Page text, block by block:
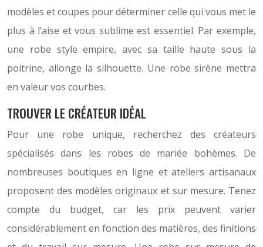
modèles et coupes pour déterminer celle qui vous met le
plus à l’aise et vous sublime est essentiel. Par exemple,
une robe style empire, avec sa taille haute sous la
poitrine, allonge la silhouette. Une robe sirène mettra
en valeur vos courbes.
TROUVER LE CRÉATEUR IDÉAL
Pour une robe unique, recherchez des créateurs
spécialisés dans les robes de mariée bohèmes. De
nombreuses boutiques en ligne et ateliers artisanaux
proposent des modèles originaux et sur mesure. Tenez
compte du budget, car les prix peuvent varier
considérablement en fonction des matières, des finitions